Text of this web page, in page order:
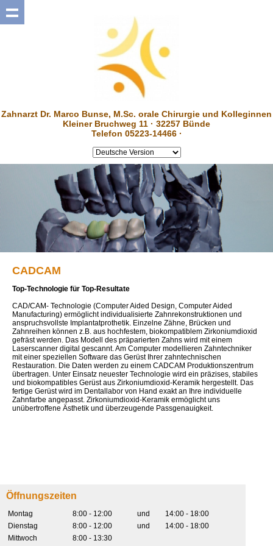
Zahnarzt Dr. Marco Bunse, M.Sc. orale Chirurgie und Kolleginnen
Kleiner Bruchweg 11 · 32257 Bünde
Telefon 05223-14466 ·
CADCAM
Top-Technologie für Top-Resultate
CAD/CAM- Technologie (Computer Aided Design, Computer Aided
Manufacturing) ermöglicht individualisierte Zahnrekonstruktionen und
anspruchsvollste Implantatprothetik. Einzelne Zähne, Brücken und
Zahnreihen können z.B. aus hochfestem, biokompatiblem Zirkoniumdioxid
gefräst werden. Das Modell des präparierten Zahns wird mit einem
Laserscanner digital gescannt. Am Computer modellieren Zahntechniker
mit einer speziellen Software das Gerüst Ihrer zahntechnischen
Restauration. Die Daten werden zu einem CADCAM Produktionszentrum
übertragen. Unter Einsatz neuester Technologie wird ein präzises, stabiles
und biokompatibles Gerüst aus Zirkoniumdioxid-Keramik hergestellt. Das
fertige Gerüst wird im Dentallabor von Hand exakt an Ihre individuelle
Zahnfarbe angepasst. Zirkoniumdioxid-Keramik ermöglicht uns
unübertroffene Ästhetik und überzeugende Passgenauigkeit.
Öffnungszeiten
Montag 8:00 - 12:00 und
14:00 - 18:00
Dienstag
8:00 - 12:00 und
14:00 - 18:00
Mittwoch
8:00 - 13:30